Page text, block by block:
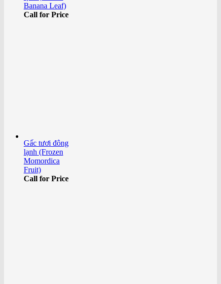
Banana Leaf)
Call for Price
Gấc tươi đông
lạnh (Frozen
Momordica
Fruit)
Call for Price